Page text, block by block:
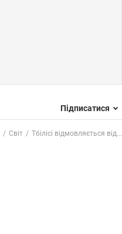
Підписатися
Світ Тбілісі відмовляється від...